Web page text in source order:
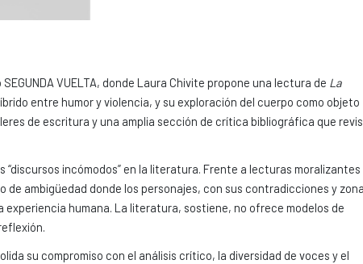
VUELTA, donde Laura Chivite propone una lectura de La
entre humor y violencia, y su exploración del cuerpo como objeto
de escritura y una amplia sección de crítica bibliográfica que
“discursos incómodos” en la literatura. Frente a lecturas moralizantes
ambigüedad donde los personajes, con sus contradicciones y
experiencia humana. La literatura, sostiene, no ofrece modelos de
su compromiso con el análisis crítico, la diversidad de voces y el